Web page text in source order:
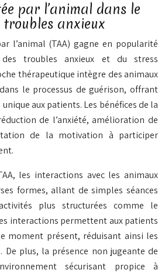
par l’animal dans le
anxieux
l’animal (TAA) gagne en popularité
troubles anxieux et du stress
thérapeutique intègre des animaux
le processus de guérison, offrant
aux patients. Les bénéfices de la
de l’anxiété, amélioration de
de la motivation à participer
les interactions avec les animaux
formes, allant de simples séances
plus structurées comme le
interactions permettent aux patients
moment présent, réduisant ainsi les
De plus, la présence non jugeante de
sécurisant propice à